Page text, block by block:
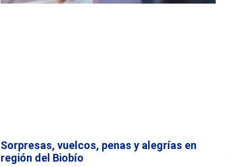
Sorpresas, vuelcos, penas y alegrías en
región del Biobío